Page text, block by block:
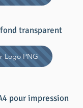
transparent
Logo PNG
pour impression